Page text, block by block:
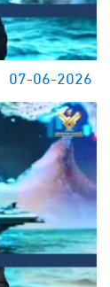
07-06-2026